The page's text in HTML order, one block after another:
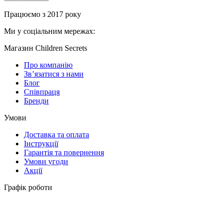
Працюємо з 2017 року
Ми у соціальним мережах:
Магазин Children Secrets
Про компанію
Зв’язатися з нами
Блог
Співпраця
Бренди
Умови
Доставка та оплата
Інструкції
Гарантія та повернення
Умови угоди
Акції
Графік роботи